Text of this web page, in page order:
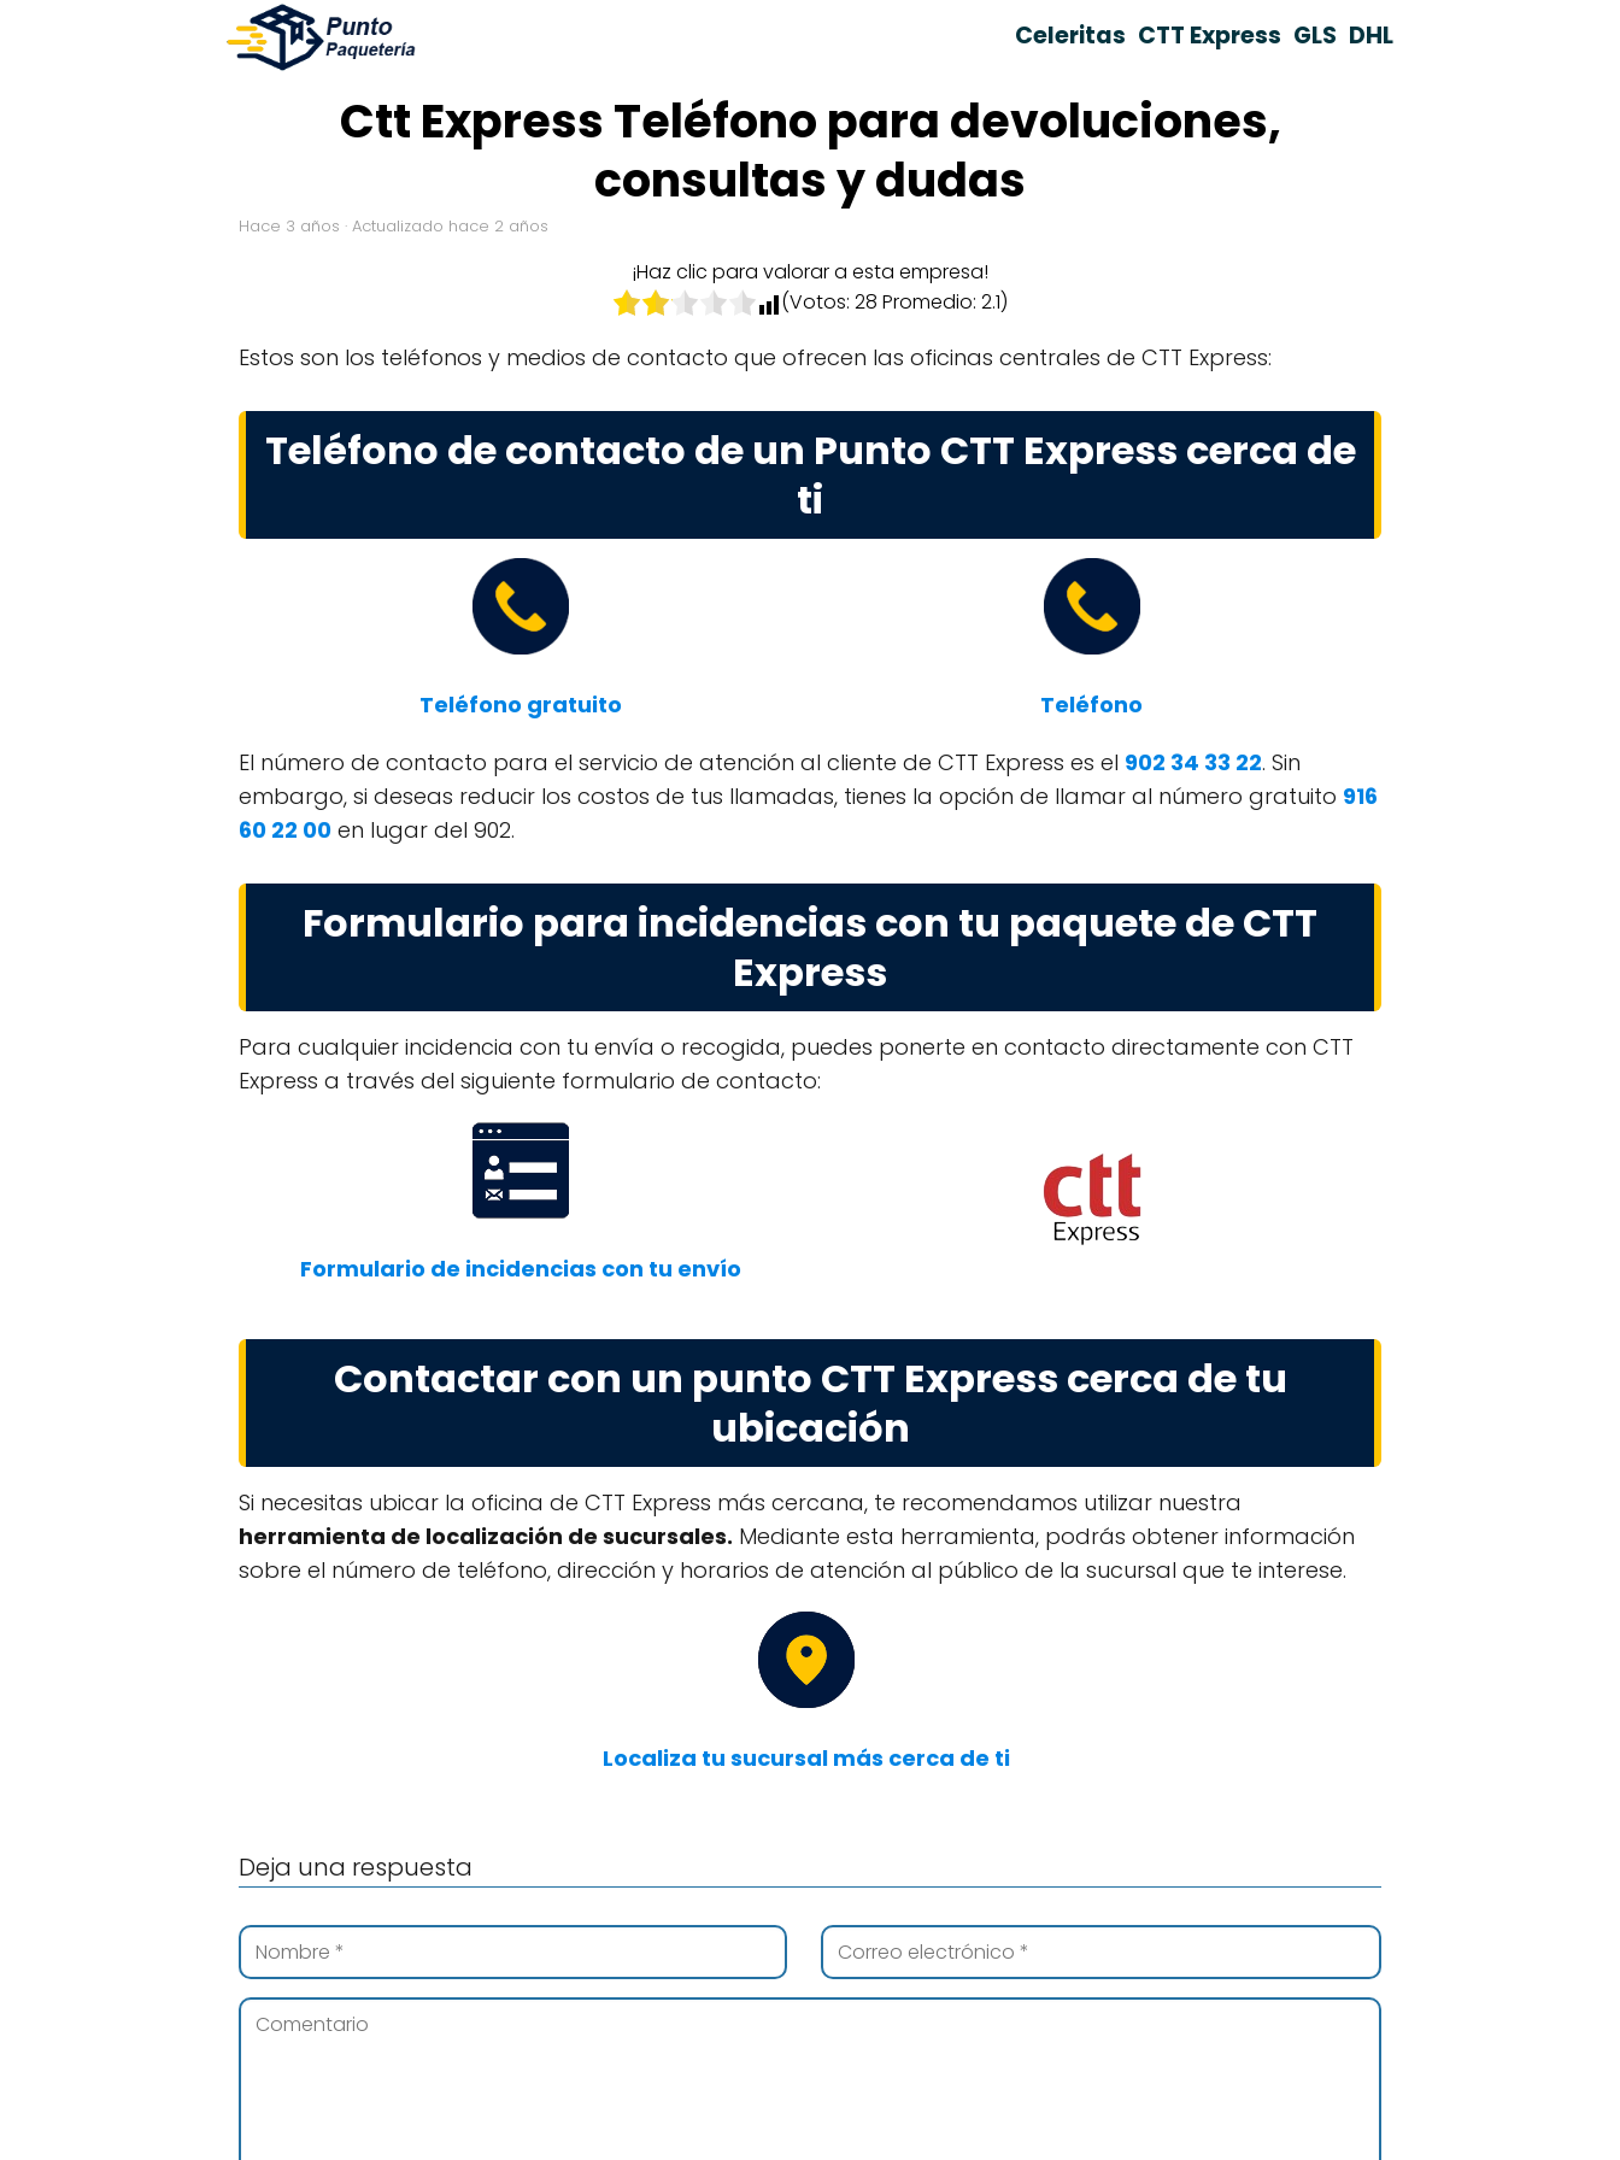
Celeritas CTT Express GLS DHL
Ctt Express Teléfono para devoluciones,
consultas y dudas
hace 3 años · Actualizado hace 2 años
¡Haz clic para valorar a esta empresa!
(Votos: 28 Promedio: 2.1)
Estos son los teléfonos y medios de contacto que ofrecen las oficinas centrales de CTT Express:
Teléfono de contacto de un Punto CTT Express cerca de
ti
Teléfono gratuito
Teléfono
El número de contacto para el servicio de atención al cliente de CTT Express es el 902 34 33 22. Sin
embargo, si deseas reducir los costos de tus llamadas, tienes la opción de llamar al número gratuito 916
60 22 00 en lugar del 902.
Formulario para incidencias con tu paquete de CTT
Express
Para cualquier incidencia con tu envía o recogida, puedes ponerte en contacto directamente con CTT
Express a través del siguiente formulario de contacto:
Formulario de incidencias con tu envío
Contactar con un punto CTT Express cerca de tu
ubicación
Si necesitas ubicar la oficina de CTT Express más cercana, te recomendamos utilizar nuestra
herramienta de localización de sucursales. Mediante esta herramienta, podrás obtener información
sobre el número de teléfono, dirección y horarios de atención al público de la sucursal que te interese.
Localiza tu sucursal más cerca de ti
Deja una respuesta